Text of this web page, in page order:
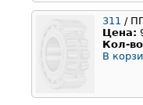
311 /
Цена:
Кол-
В